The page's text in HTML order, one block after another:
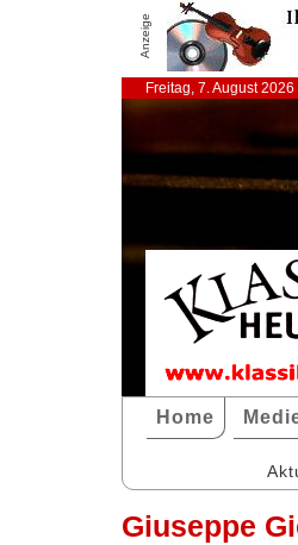
Anzeige
Freitag, 7. August 2026
Home
Giuseppe